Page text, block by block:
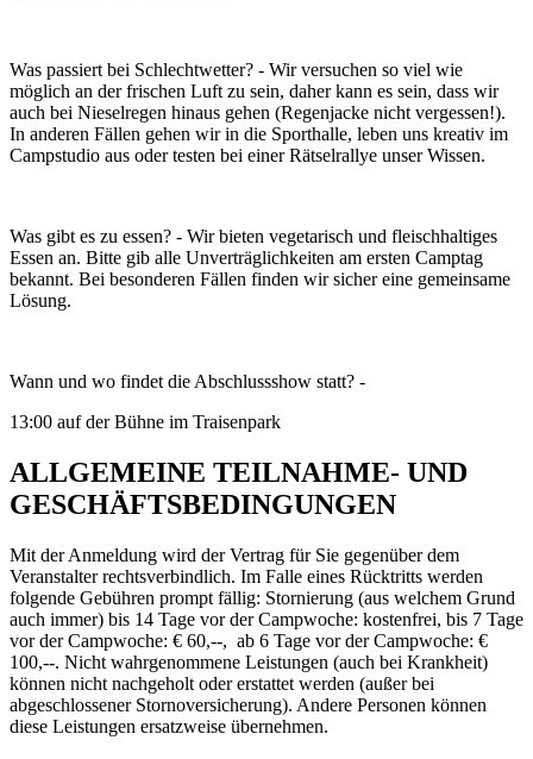
Was passiert bei Schlechtwetter? - Wir versuchen so viel wie
möglich an der frischen Luft zu sein, daher kann es sein, dass wir
auch bei Nieselregen hinaus gehen (Regenjacke nicht vergessen!).
In anderen Fällen gehen wir in die Sporthalle, leben uns kreativ im
Campstudio aus oder testen bei einer Rätselrallye unser Wissen.
Was gibt es zu essen? - Wir bieten vegetarisch und fleischhaltiges
Essen an. Bitte gib alle Unverträglichkeiten am ersten Camptag
bekannt. Bei besonderen Fällen finden wir sicher eine gemeinsame
Lösung.
Wann und wo findet die Abschlussshow statt? -
13:00 auf der Bühne im Traisenpark
ALLGEMEINE TEILNAHME- UND
GESCHÄFTSBEDINGUNGEN
Mit der Anmeldung wird der Vertrag für Sie gegenüber dem
Veranstalter rechtsverbindlich. Im Falle eines Rücktritts werden
folgende Gebühren prompt fällig: Stornierung (aus welchem Grund
auch immer) bis 14 Tage vor der Campwoche: kostenfrei, bis 7 Tage
vor der Campwoche: € 60,--, ab 6 Tage vor der Campwoche: €
100,--. Nicht wahrgenommene Leistungen (auch bei Krankheit)
können nicht nachgeholt oder erstattet werden (außer bei
abgeschlossener Stornoversicherung). Andere Personen können
diese Leistungen ersatzweise übernehmen.